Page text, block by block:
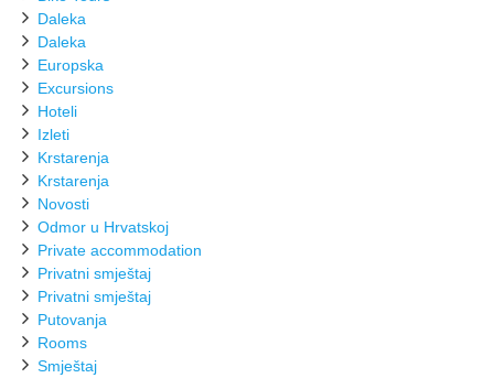
Daleka
Daleka
Europska
Excursions
Hoteli
Izleti
Krstarenja
Krstarenja
Novosti
Odmor u Hrvatskoj
Private accommodation
Privatni smještaj
Privatni smještaj
Putovanja
Rooms
Smještaj